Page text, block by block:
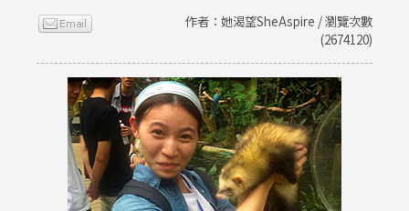
作者：她渴望SheAspire / 瀏覽次數
(2674120)